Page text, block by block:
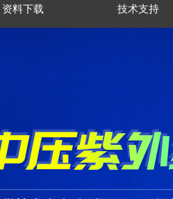
资料下载 技术支持